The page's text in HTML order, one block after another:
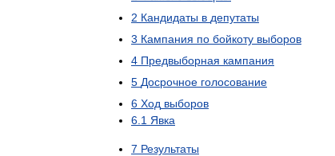
2 Кандидаты в депутаты
3 Кампания по бойкоту выборов
4 Предвыборная кампания
5 Досрочное голосование
6 Ход выборов
6 1 Явка
7 Результаты